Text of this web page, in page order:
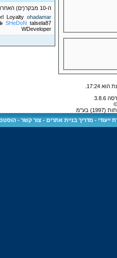
ה-10 מבקר(ים) האחרונ(ים) לדף זה היו:
Loyalty ohadamar
SHeDoN talsela87
WDeveloper
17:24
.
בע"מ
ייעודי -מדריך בניית אתרים -צור קשר -